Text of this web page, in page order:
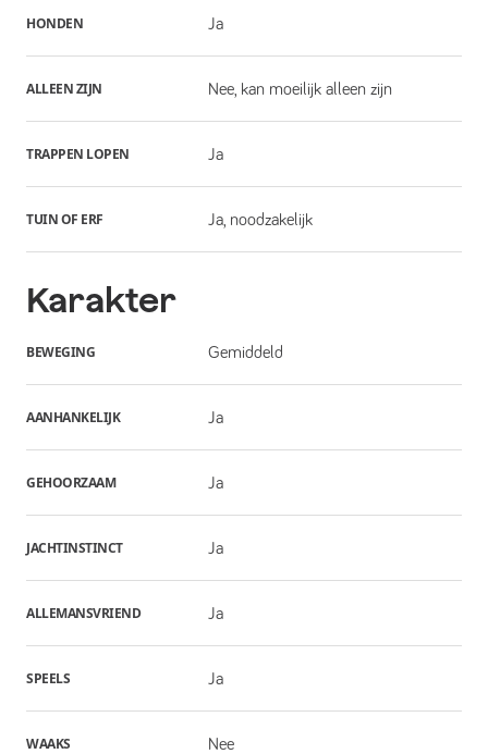
HONDEN Ja
ALLEEN ZIJN Nee, kan moeilijk alleen zijn
TRAPPEN LOPEN Ja
TUIN OF ERF Ja, noodzakelijk
Karakter
BEWEGING Gemiddeld
AANHANKELIJK Ja
GEHOORZAAM Ja
JACHTINSTINCT Ja
ALLEMANSVRIEND Ja
SPEELS Ja
WAAKS Nee